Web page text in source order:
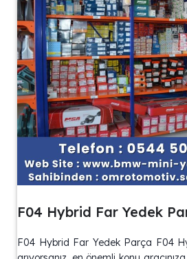
F04 Hybrid Far Yedek
F04 Hybrid Far Yedek Parça F04